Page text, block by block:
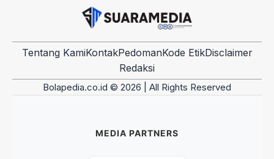
Tentang KamiKontakPedomanKode EtikDisclaimer
Redaksi
Bolapedia.co.id © 2026 | All Rights Reserved
MEDIA PARTNERS